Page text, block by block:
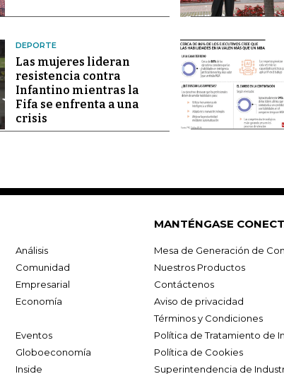
DEPORTE
Las mujeres lideran
resistencia contra
Infantino mientras la
Fifa se enfrenta a una
crisis
Análisis
Comunidad
Empresarial
Economía
Eventos
Globoeconomía
Inside
MANTÉNGASE
Mesa de Generación de
Nuestros Productos
Contáctenos
Aviso de privacidad
Términos y Condiciones
Política de Tratamiento de
Política de Cookies
Superintendencia de